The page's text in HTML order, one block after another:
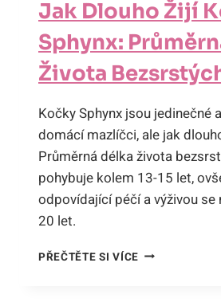
KRÁLE
STEPÍ
Jak Dlouho Žijí
Sphynx:
Života
Kočky Sphynx jsou jedinečné
domácí mazlíčci, ale jak
Průměrná délka života
pohybuje kolem 13-15 let,
odpovídající péčí a výživou
20 let.
PŘEČTĚTE SI VÍCEJAK